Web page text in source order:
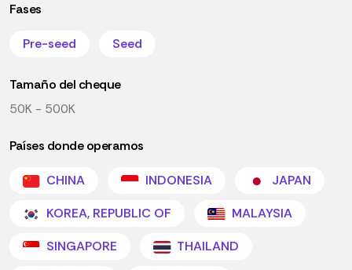
Fases
Pre-seed Seed
Tamaño del cheque
50K - 500K
Países donde operamos
CHINA INDONESIA
JAPAN
KOREA, REPUBLIC OF
MALAYSIA
SINGAPORE
THAILAND